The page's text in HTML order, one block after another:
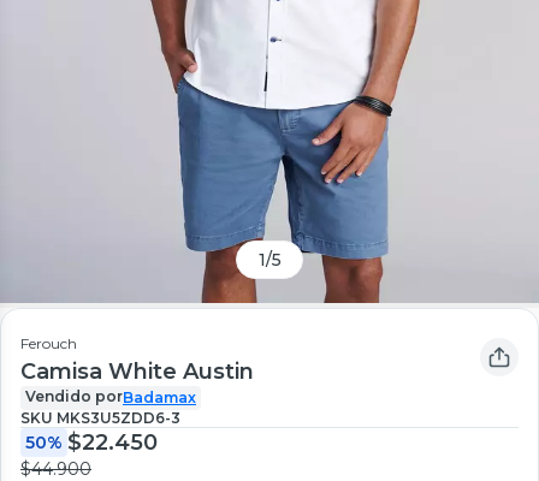
1/5
Ferouch
Camisa White Austin
Vendido porBadamax
SKU MKS3U5ZDD6-3
50% $22.450
$44.900